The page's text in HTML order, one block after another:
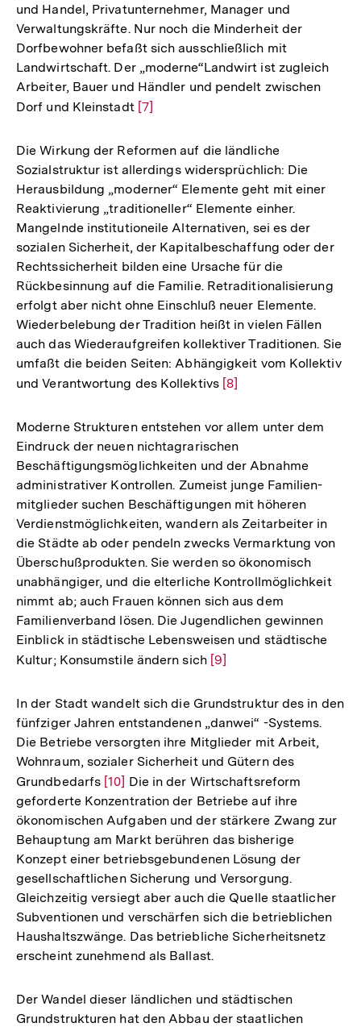
und Handel, Privatunternehmer, Manager und
Verwaltungskräfte. Nur noch die Minderheit der
Dorfbewohner befaßt sich ausschließlich mit
Landwirtschaft. Der „moderne“Landwirt ist zugleich
Arbeiter, Bauer und Händler und pendelt zwischen
Dorf und Kleinstadt Zur
der
Fußnote
[7]
Die Wirkung der Reformen auf die ländliche
Sozialstruktur ist allerdings widersprüchlich: Die
Herausbildung „moderner“ Elemente geht mit einer
Reaktivierung „traditioneller“ Elemente einher.
Mangelnde institutioneile Alternativen, sei es der
sozialen Sicherheit, der Kapitalbeschaffung oder der
Rechtssicherheit bilden eine Ursache für die
Rückbesinnung auf die Familie. Retraditionalisierung
erfolgt aber nicht ohne Einschluß neuer Elemente.
Wiederbelebung der Tradition heißt in vielen Fällen
auch das Wiederaufgreifen kollektiver Traditionen. Sie
umfaßt die beiden Seiten: Abhängigkeit vom Kollektiv
und Verantwortung des Kollektivs Zur
der
Fußnote
[8]
Moderne Strukturen entstehen vor allem unter dem
Eindruck der neuen nichtagrarischen
Beschäftigungsmöglichkeiten und der Abnahme
administrativer Kontrollen. Zumeist junge Familien-
mitglieder suchen Beschäftigungen mit höheren
Verdienstmöglichkeiten, wandern als Zeitarbeiter in
die Städte ab oder pendeln zwecks Vermarktung von
Überschußprodukten. Sie werden so ökonomisch
unabhängiger, und die elterliche Kontrollmöglichkeit
nimmt ab; auch Frauen können sich aus dem
Familienverband lösen. Die Jugendlichen gewinnen
Einblick in städtische Lebensweisen und städtische
Kultur; Konsumstile ändern sich Zur
der
Fußnote
[9]
In der Stadt wandelt sich die Grundstruktur des in den
fünfziger Jahren entstandenen „danwei“ -Systems.
Die Betriebe versorgten ihre Mitglieder mit Arbeit,
Wohnraum, sozialer Sicherheit und Gütern des
Grundbedarfs Zur
Auflösung
der
Fußnote
[10] Die in der Wirtschaftsreform
geforderte Konzentration der Betriebe auf ihre
ökonomischen Aufgaben und der stärkere Zwang zur
Behauptung am Markt berühren das bisherige
Konzept einer betriebsgebundenen Lösung der
gesellschaftlichen Sicherung und Versorgung.
Gleichzeitig versiegt aber auch die Quelle staatlicher
Subventionen und verschärfen sich die betrieblichen
Haushaltszwänge. Das betriebliche Sicherheitsnetz
erscheint zunehmend als Ballast.
Der Wandel dieser ländlichen und städtischen
Grundstrukturen hat den Abbau der staatlichen